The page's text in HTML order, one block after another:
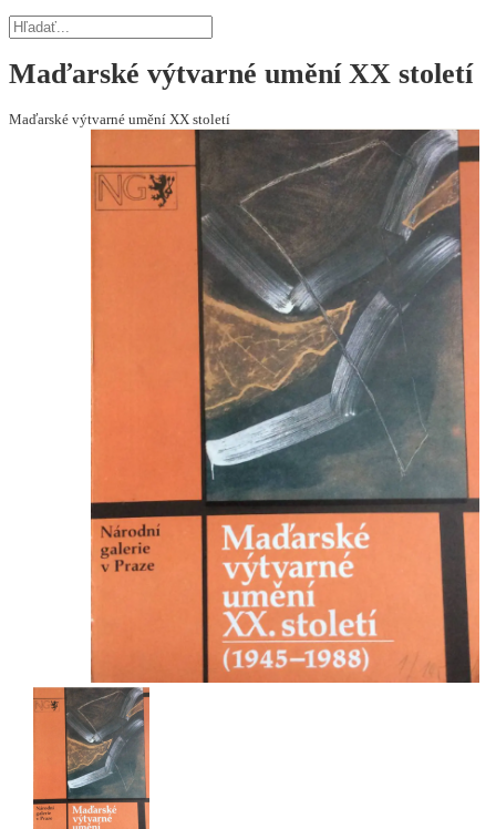
Maďarské výtvarné umění XX století
Maďarské výtvarné umění XX století